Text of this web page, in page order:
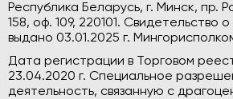
Республика Беларусь, г. Минск, пр.
158, оф. 109, 220101. Свидетельство
выдано 03.01.2025 г.
Дата регистрации в Торговом
23.04.2020 г. Специальное
деятельность, связанную с